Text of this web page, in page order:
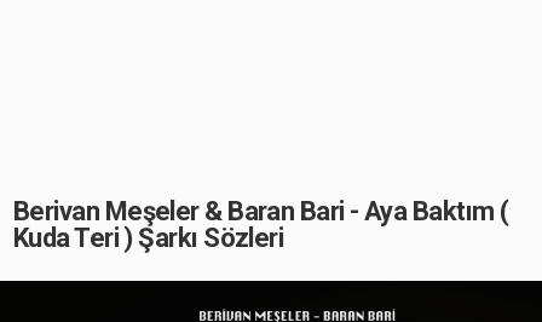
Berivan Meşeler & Baran Bari - Aya Baktım (
Kuda Teri ) Şarkı Sözleri